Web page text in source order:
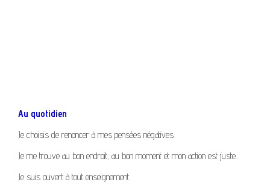
Au quotidien
Je choisis de renoncer à mes pensées négatives.
Je me trouve au bon endroit, au bon moment et mon action est juste.
Je suis ouvert à tout enseignement.